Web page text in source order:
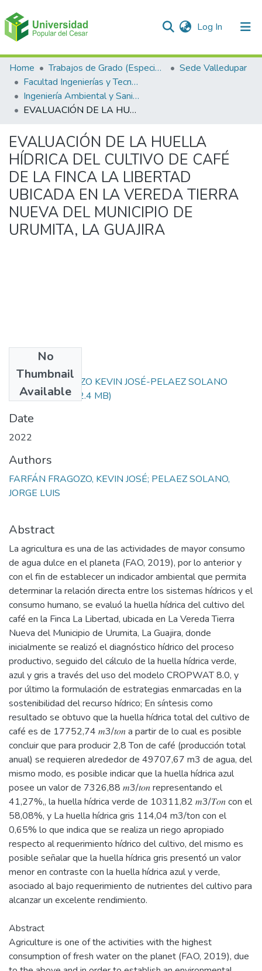
Log In (current)
Communities & Collections
All of DSpace
Statistics
Home Trabajos de Grado (Especializaciones y Pregrados)
Sede Valledupar
Facultad Ingenierías y Tecnologías
Ingeniería Ambiental y Sanitaria.
EVALUACIÓN DE LA HUELLA HÍDRICA DEL CULTIVO DE CAFÉ DE LA FINCA LA LIBERTAD UBICADA EN LA VEREDA TIERRA NUEVA DEL MUNICIPIO DE URUMITA, LA GUAJIRA
EVALUACIÓN DE LA HUELLA
HÍDRICA DEL CULTIVO DE CAFÉ
DE LA FINCA LA LIBERTAD
UBICADA EN LA VEREDA TIERRA
NUEVA DEL MUNICIPIO DE
URUMITA, LA GUAJIRA
No
Thumbnail
Available
FARFÁN FRAGOZO KEVIN JOSÉ-PELAEZ SOLANO
JORGE LUIS.pdf
(2.4 MB)
Date
2022
Authors
FARFÁN FRAGOZO, KEVIN JOSÉ; PELAEZ SOLANO,
JORGE LUIS
Abstract
La agricultura es una de las actividades de mayor consumo
de agua dulce en el planeta (FAO, 2019), por lo anterior y
con el fin de establecer un indicador ambiental que permita
determinar la relación directa entre los sistemas hídricos y el
consumo humano, se evaluó la huella hídrica del cultivo del
café en la Finca La Libertad, ubicada en La Vereda Tierra
Nueva del Municipio de Urumita, La Guajira, donde
inicialmente se realizó el diagnóstico hídrico del proceso
productivo, seguido del cálculo de la huella hídrica verde,
azul y gris a través del uso del modelo CROPWAT 8.0, y
por último la formulación de estrategias enmarcadas en la
sostenibilidad del recurso hídrico; En síntesis como
resultado se obtuvo que la huella hídrica total del cultivo de
café es de 17752,74 𝑚3/𝑡𝑜𝑛 a partir de lo cual es posible
concluir que para producir 2,8 Ton de café (producción total
anual) se requieren alrededor de 49707,67 m3 de agua, del
mismo modo, es posible indicar que la huella hídrica azul
posee un valor de 7326,88 𝑚3/𝑡𝑜𝑛 representando el
41,27%,, la huella hídrica verde de 10311,82 𝑚3/𝑇𝑜𝑛 con el
58,08%, y La huella hídrica gris 114,04 m3/ton con el
0,65% lo que indica que se realiza un riego apropiado
respecto al requerimiento hídrico del cultivo, del mismo es
posible señalar que la huella hídrica gris presentó un valor
menor en contraste con la huella hídrica azul y verde,
asociado al bajo requerimiento de nutrientes del cultivo para
alcanzar un excelente rendimiento.
Abstract
Agriculture is one of the activities with the highest
consumption of fresh water on the planet (FAO, 2019), due